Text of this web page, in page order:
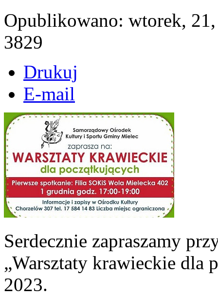
Opublikowano: wtorek,
3829
Drukuj
E-mail
Serdecznie zapraszamy
„Warsztaty krawieckie dla
2023.